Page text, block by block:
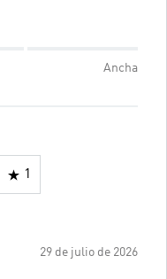
Ancha
1
29 de julio de 2026